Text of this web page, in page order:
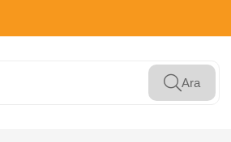
Ara